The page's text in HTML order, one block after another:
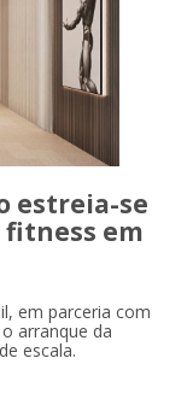
estreia-se
fitness em
em parceria com
arranque da
escala.